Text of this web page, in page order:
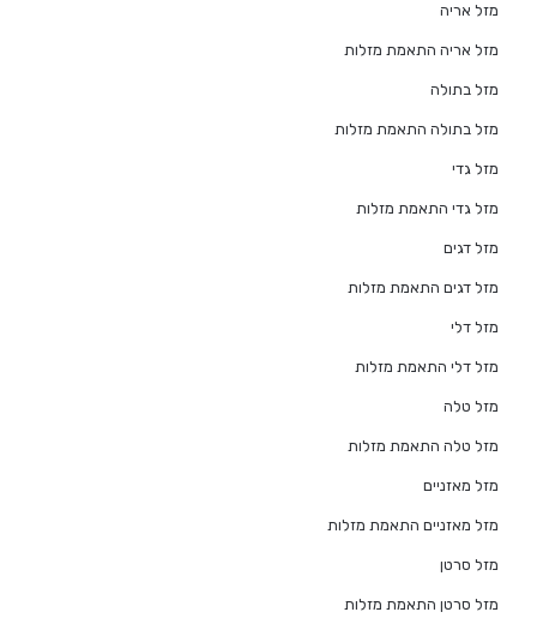
מזל אריה
מזל אריה התאמת מזלות
מזל בתולה
מזל בתולה התאמת מזלות
מזל גדי
מזל גדי התאמת מזלות
מזל דגים
מזל דגים התאמת מזלות
מזל דלי
מזל דלי התאמת מזלות
מזל טלה
מזל טלה התאמת מזלות
מזל מאזניים
מזל מאזניים התאמת מזלות
מזל סרטן
מזל סרטן התאמת מזלות